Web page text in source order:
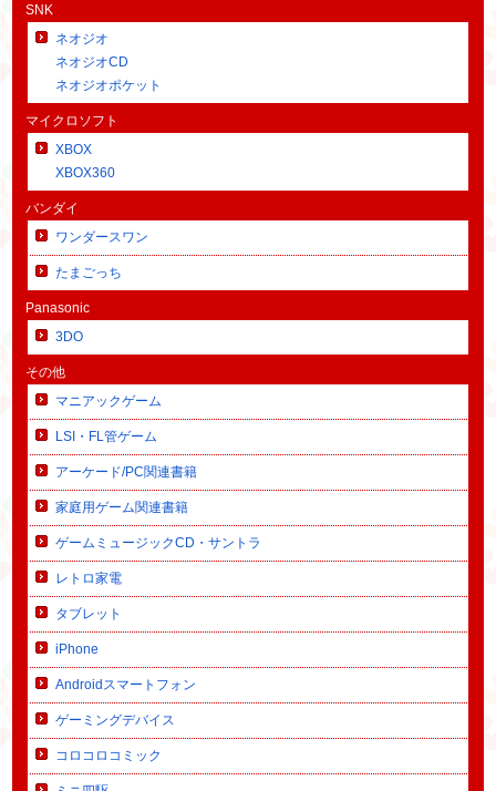
SNK
ネオジオ
ネオジオCD
ネオジオポケット
マイクロソフト
XBOX
XBOX360
バンダイ
ワンダースワン
たまごっち
Panasonic
3DO
その他
マニアックゲーム
LSI・FL管ゲーム
アーケード/PC関連書籍
家庭用ゲーム関連書籍
ゲームミュージックCD・サントラ
レトロ家電
タブレット
iPhone
Androidスマートフォン
ゲーミングデバイス
コロコロコミック